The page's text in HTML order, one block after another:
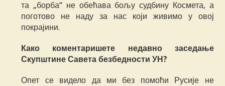
та „борба“ не обећава бољу судбину Космета, а
поготово не наду за нас који живимо у овој
покрајини.
Како коментаришете недавно заседање
Скупштине Савета безбедности УН?
Опет се видело да ми без помоћи Русије не